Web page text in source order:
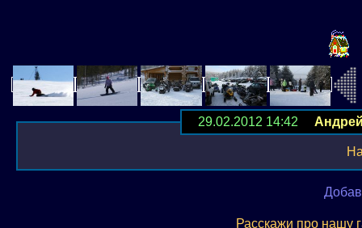
29.02.2012 14:42
Расскажи про нашу